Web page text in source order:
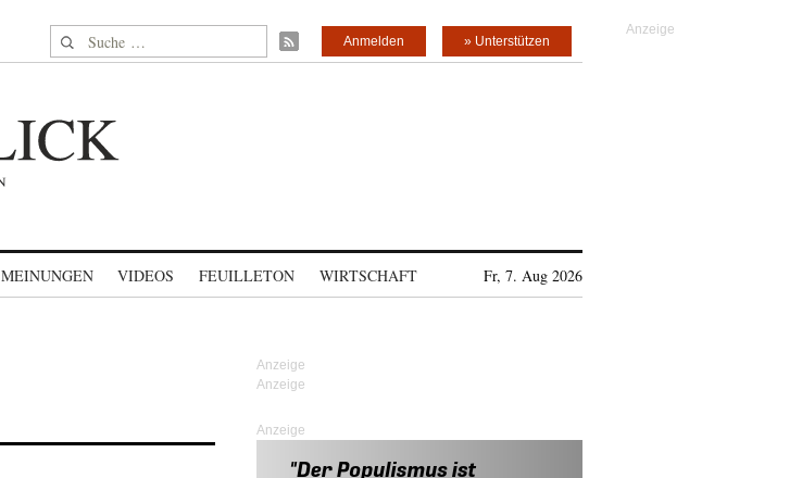
Suche nach: » Unterstützen
Anmelden
MEINUNGEN VIDEOS FEUILLETON WIRTSCHAFT Fr, 7. Aug 2026
Anzeige